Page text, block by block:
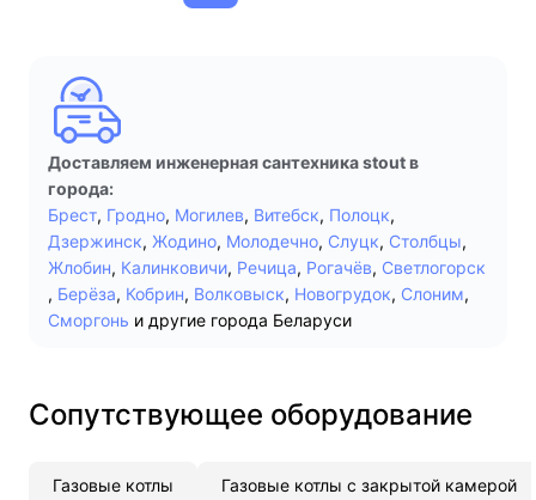
Доставляем инженерная сантехника stout в
города:
Брест, Гродно, Могилев, Витебск, Полоцк,
Дзержинск, Жодино, Молодечно, Слуцк, Столбцы,
Жлобин, Калинковичи, Речица, Рогачёв, Светлогорск
, Берёза, Кобрин, Волковыск, Новогрудок, Слоним,
Сморгонь и другие города Беларуси
Сопутствующее оборудование
Газовые котлы Газовые котлы с закрытой камерой